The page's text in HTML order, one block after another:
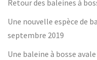
Retour des baleines à
Une nouvelle espèce de
septembre 2019
Une baleine à bosse